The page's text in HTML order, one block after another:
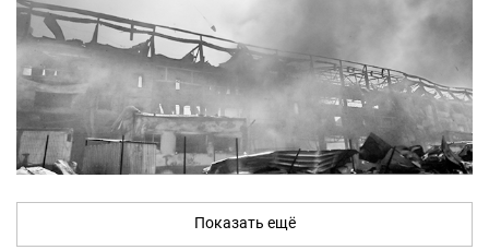
Показать ещё